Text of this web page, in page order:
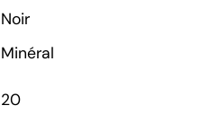
Noir
Minéral
20